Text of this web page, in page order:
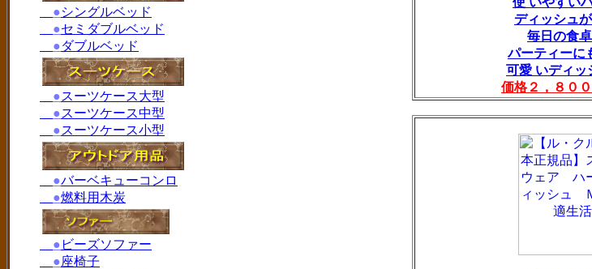
ディッシュが
毎日の食卓
パーティーに
可愛 いディッ
価格２，８００
●シングルベッド
●セミダブルベッド
●ダブルベッド
●スーツケース大型
●スーツケース中型
●スーツケース小型
●バーベキューコンロ
●燃料用木炭
● ビーズソファー
●座椅子